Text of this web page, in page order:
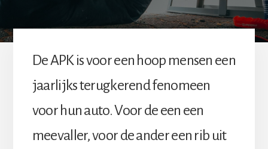
De APK is voor een hoop mensen een
jaarlijks terugkerend fenomeen
voor hun auto. Voor de een een
meevaller, voor de ander een rib uit